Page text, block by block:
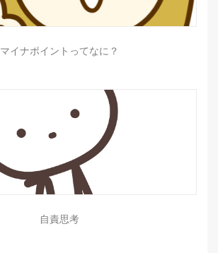
マイナポイントってなに？
自責思考